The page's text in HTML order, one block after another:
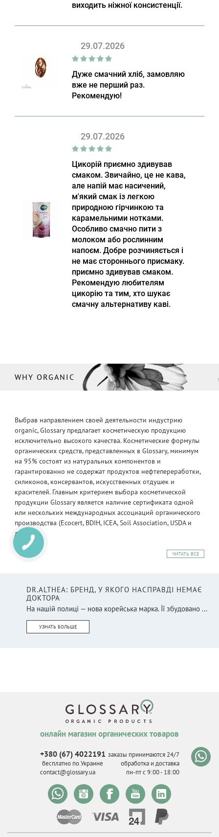
виходить ніжної консистенції.
29.07.2026
Дуже смачний хліб, замовляю
вже не перший раз.
Рекомендую!
29.07.2026
Цикорій приємно здивував
смаком. Звичайно, це не кава,
але напій має насичений,
м'який смак із легкою
природною гірчинкою та
карамельними нотками.
Особливо смачно пити з
молоком або рослинним
напоєм. Добре розчиняється і
не має стороннього присмаку.
приємно здивував смаком.
Рекомендую любителям
цикорію та тим, хто шукає
смачну альтернативу каві.
WHY ORGANIC
Выбрав направлением своей деятельности индустрию
organic, Glossary предлагает косметическую продукцию
исключительно высокого качества. Косметические формулы
органических средств, представленных в Glossary, минимум
на 95% состоят из натуральных компонентов и
гарантированно не содержат продуктов нефтепереработки,
силиконов, консервантов, искусственных отдушек и
красителей. Главным критерием выбора косметической
продукции Glossary является наличие сертификата одной
или нескольких международных ассоциаций органического
производства (Ecocert, BDIH, ICEA, Soil Association, USDA и
другие).
ЧИТАТЬ ВСЕ
DR.ALTHEA: БРЕНД, У ЯКОГО НАСПРАВДІ НЕМАЄ
ДОКТОРА
На нашій полиці — нова корейська марка. Її збудовано ...
УЗНАТЬ БОЛЬШЕ
онлайн магазин органических товаров
+380 (67) 4022191
бесплатно по Украине
contact@glossary.ua
заказы принимаются 24/7
обработка и доставка
пн-пт с 9:00 - 18:00